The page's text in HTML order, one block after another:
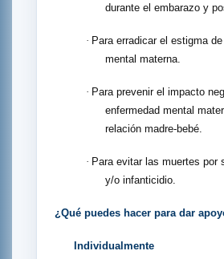
durante el embarazo y
· Para erradicar el estigma
mental materna.
· Para prevenir el impacto
enfermedad mental
relación madre-bebé.
· Para evitar las muertes por
y/o infanticidio.
¿Qué puedes hacer para dar
Individualmente